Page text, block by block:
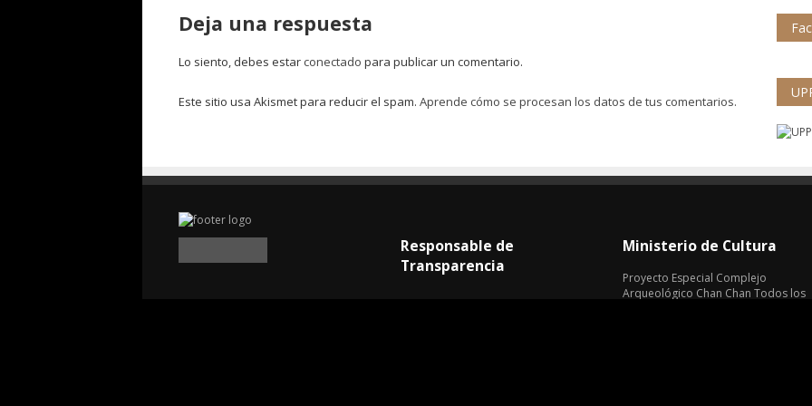
Deja una respuesta
Lo siento, debes estar conectado para publicar un comentario.
Este sitio usa Akismet para reducir el spam. Aprende cómo se procesan los datos de tus comentarios.
Responsable de
Transparencia
Ministerio de Cultura
Proyecto Especial Complejo
Arqueológico Chan Chan Todos los